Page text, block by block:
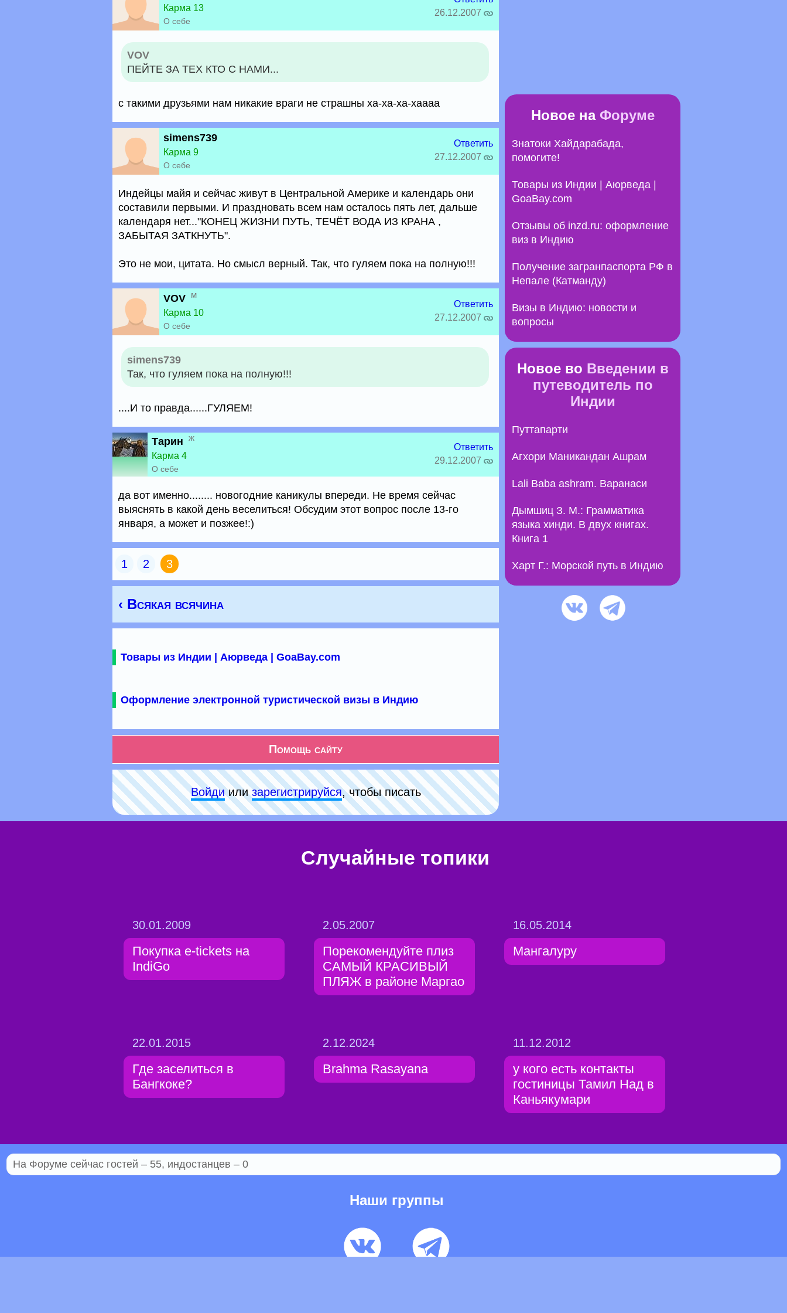
Карма 13
О себе
26.12.2007
VOV
ПЕЙТЕ ЗА ТЕХ КТО С НАМИ...
с такими друзьями нам никакие враги не страшны ха-ха-ха-хаааа
simens739
Карма 9
О себе
Ответить
27.12.2007
Индейцы майя и сейчас живут в Центральной Америке и календарь они
составили первыми. И праздновать всем нам осталось пять лет, дальше
календаря нет..."КОНЕЦ ЖИЗНИ ПУТЬ, ТЕЧЁТ ВОДА ИЗ КРАНА ,
ЗАБЫТАЯ ЗАТКНУТЬ".
Это не мои, цитата. Но смысл верный. Так, что гуляем пока на полную!!!
VOV м
Карма 10
О себе
Ответить
27.12.2007
simens739
Так, что гуляем пока на полную!!!
....И то правда......ГУЛЯЕМ!
Тарин ж
Карма 4
О себе
Ответить
29.12.2007
да вот именно........ новогодние каникулы впереди. Не время сейчас
выяснять в какой день веселиться! Обсудим этот вопрос после 13-го
января, а может и позжее!:)
1 2 3
‹ Всякая всячина
Товары из Индии | Аюрведа | GoaBay.com
Оформление электронной туристической визы в Индию
Помощь сайту
Войдиилизарeгиcтpируйся, чтобы писать
Новое на Форуме
Знатоки Хайдарабада,
помогите!
Товары из Индии | Аюрведа |
GoaBay.com
Отзывы об inzd.ru: оформление
виз в Индию
Получение загранпаспорта РФ в
Непале (Катманду)
Визы в Индию: новости и
вопросы
Новое во Введении в
путеводитель по
Индии
Путтапарти
Агхори Маникандан Ашрам
Lali Baba ashram. Варанаси
Дымшиц З. М.: Грамматика
языка хинди. В двух книгах.
Книга 1
Харт Г.: Морской путь в Индию
Случайные топики
30.01.2009
Покупка e-tickets на
IndiGo
2.05.2007
Порекомендуйте плиз
САМЫЙ КРАСИВЫЙ
ПЛЯЖ в районе Маргао
16.05.2014
Мангалуру
22.01.2015
Где заселиться в
Бангкоке?
2.12.2024
Brahma Rasayana
11.12.2012
у кого есть контакты
гостиницы Тамил Над в
Каньякумари
На Форуме сейчас гостей – 55, индостанцев – 0
Наши группы